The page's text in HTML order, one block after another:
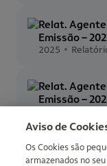
Relat.
Emissão –
2025
Relat.
Emissão –
Aviso de
Os Cookies são
armazenados no